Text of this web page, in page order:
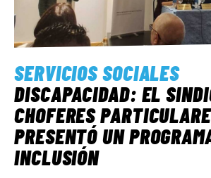
SERVICIOS SOCIALES
DISCAPACIDAD: EL
CHOFERES
PRESENTÓ UN
INCLUSIÓN